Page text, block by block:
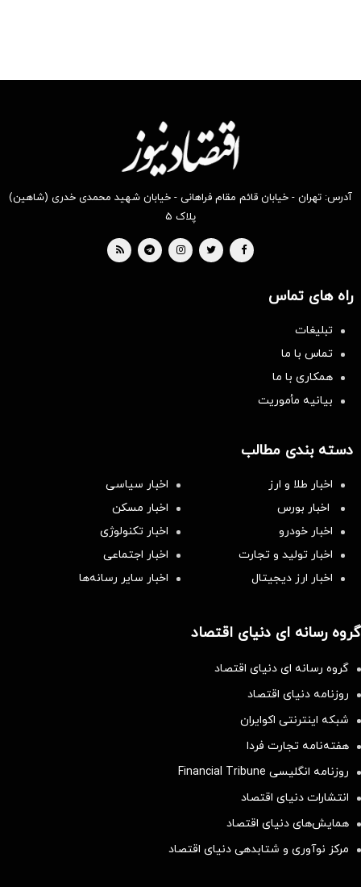
آدرس: تهران - خیابان قائم مقام فراهانی - خیابان شهید محمدی خدری (شاهین)
پلاک ۵
راه های تماس
تبلیغات
تماس با ما
همکاری با ما
بیانیه مأموریت
دسته بندی مطالب
اخبار طلا و ارز
اخبار سیاسی
اخبار بورس
اخبار مسکن
اخبار خودرو
اخبار تکنولوژی
اخبار تولید و تجارت
اخبار اجتماعی
اخبار ارز دیجیتال
اخبار سایر رسانه‌‌ها
گروه رسانه ای دنیای اقتصاد
گروه رسانه ای دنیای اقتصاد
روزنامه دنیای اقتصاد
شبکه اینترنتی اکوایران
هفته‌نامه تجارت فردا
روزنامه انگلیسی Financial Tribune
انتشارات دنیای اقتصاد
همایش‌های دنیای اقتصاد
مرکز نوآوری و شتابدهی دنیای اقتصاد